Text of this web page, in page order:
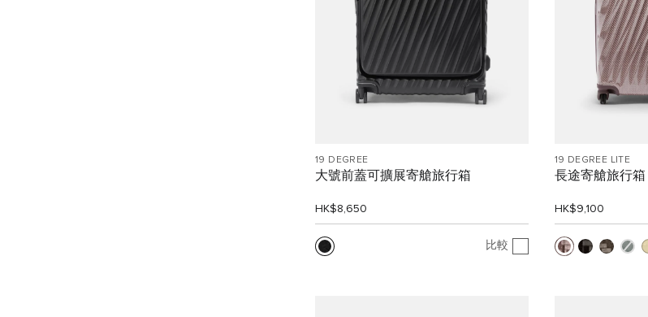
19 DEGREE
大號前蓋可擴展寄艙旅行箱
HK$8,650
比較
19 DEGREE LITE
長途寄艙旅行箱
HK$9,100